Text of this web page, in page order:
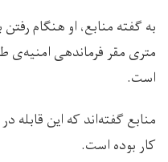
متری مقر فرماندهی امنیه‌ی
است.
منابع گفته‌اند که این
کار بوده است.